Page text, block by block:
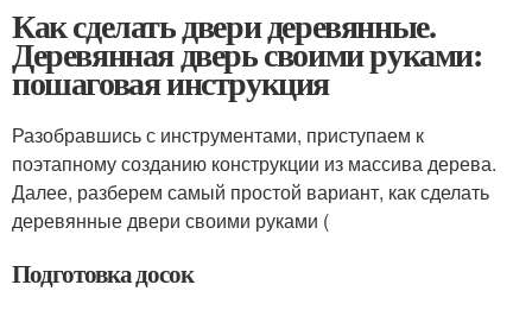
Как сделать двери деревянные.
Деревянная дверь своими руками:
пошаговая инструкция
Разобравшись с инструментами, приступаем к
поэтапному созданию конструкции из массива дерева.
Далее, разберем самый простой вариант, как сделать
деревянные двери своими руками (
Подготовка досок